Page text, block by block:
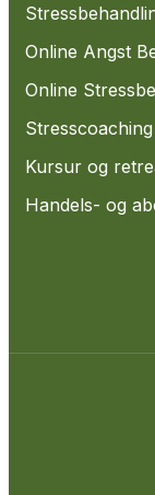
Online Angst
Online
Kursur og
Handels- og